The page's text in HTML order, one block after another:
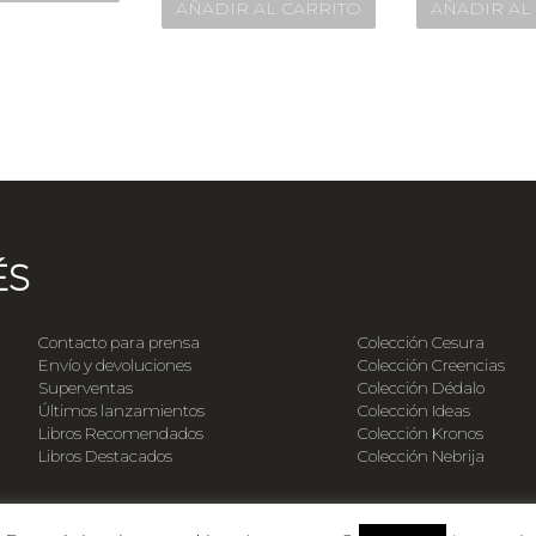
AÑADIR AL CARRITO AÑADIR AL
Contacto para prensa
Envío y devoluciones
Superventas
Últimos lanzamientos
Libros Recomendados
Libros Destacados
Colección Cesura
Colección Creencias
Colección Dédalo
Colección Ideas
Colección Kronos
Colección Nebrija